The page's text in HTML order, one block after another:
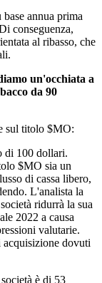
annua prima
conseguenza,
al ribasso, che
un'occhiata a
da 90
sul titolo $MO:
di 100 dollari.
$MO sia un
di cassa libero,
L'analista la
ridurrà la sua
2022 a causa
valutarie.
dovuti
è di 53